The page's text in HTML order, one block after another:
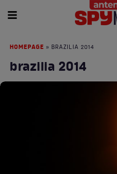
HOMEPAGE » BRAZILIA 2014
brazilia 2014